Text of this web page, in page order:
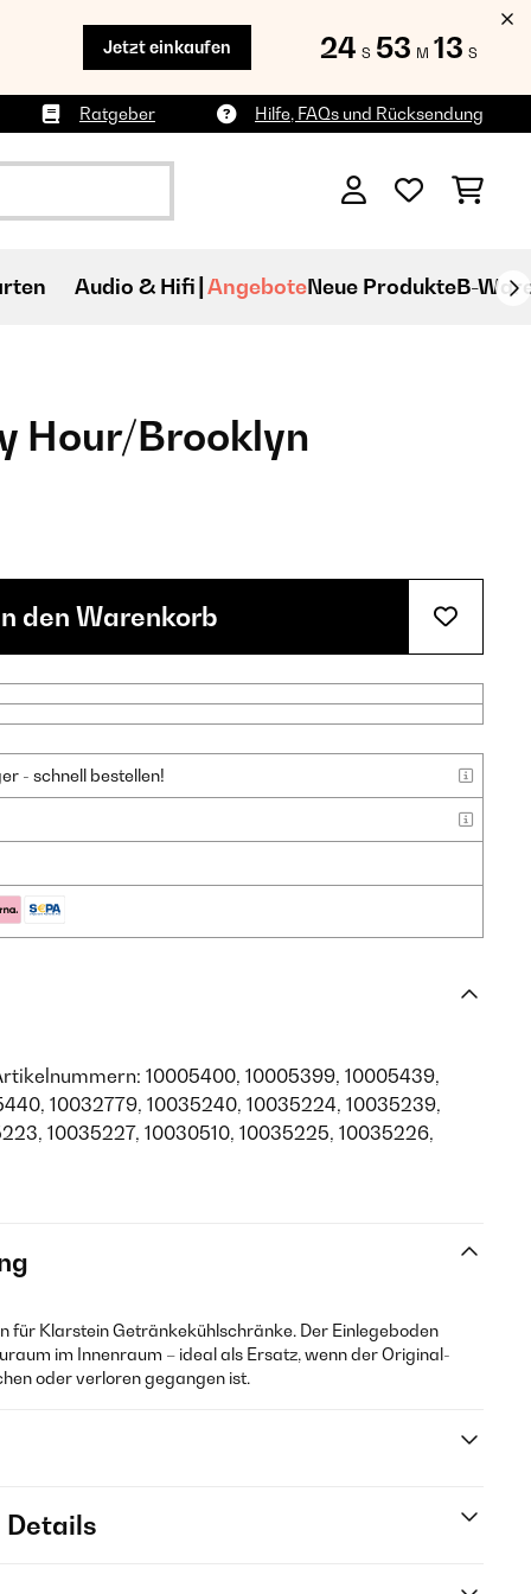
Jetzt einkaufen 24 S 53 M 11 S
Ratgeber Hilfe, FAQs und Rücksendung
Audio & Hifi AngeboteNeue ProdukteB-
Hour/Brooklyn
den Warenkorb
- schnell bestellen!
10005400, 10005399, 10005439,
10032779, 10035240, 10035224, 10035239,
10035227, 10030510, 10035225, 10035226,
für Klarstein Getränkekühlschränke. Der Einlegeboden
im Innenraum – ideal als Ersatz, wenn der Original-
oder verloren gegangen ist.
Details